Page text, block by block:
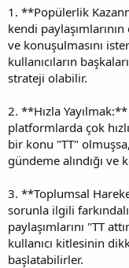
1. **Popülerlik
kendi
ve konuşulmasını
kullanıcıların
strateji olabilir.
2. **Hızla
platformlarda çok
bir konu "TT"
gündeme alındığı ve
3. **Toplumsal
sorunla ilgili
paylaşımlarını "TT
kullanıcı kitlesinin
başlatabilirler.